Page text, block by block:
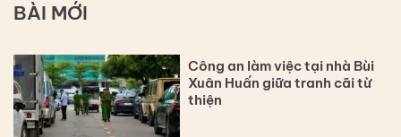
BÀI MỚI
Công an làm việc tại nhà Bùi
Xuân Huấn giữa tranh cãi từ
thiện